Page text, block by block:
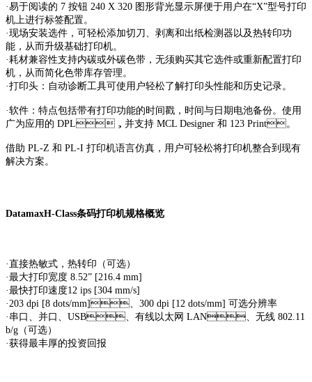
·易于阅读的 7 按钮 240 X 320 图形背光显示屏便于用户在“X”型号打印
机上进行标签配置。
·现场安装选件，可轻松添加切刀、剥离和出纸检测器以及热转印功
能，从而升级基础打印机。
·耗材兼容性支持内碳或外碳色带，无须购买其它选件或重新配置打印
机，从而简化色带库存管理。
·打印头：自动诊断工具可使用户轻松了解打印头性能和历史记录。
·软件：特点包括带有打印功能的时间戳，时间与日期电池备份。使用
广为应用的 DPL，并支持 MCL Designer 和 123 Print。
借助 PL-Z 和 PL-I 打印机语言仿真，用户可轻松将打印机整合到现有
解决方案。
DatamaxH-Class条码打印机规格概览
·直接热敏式，热转印（可选）
·最大打印宽度 8.52” [216.4 mm]
·最快打印速度12 ips [304 mm/s]
·203 dpi [8 dots/mm]、300 dpi [12 dots/mm] 可选分辨率
·串口、并口、USB、有线以太网 LAN、无线 802.11
b/g（可选）
·获得最丰厚的投资回报